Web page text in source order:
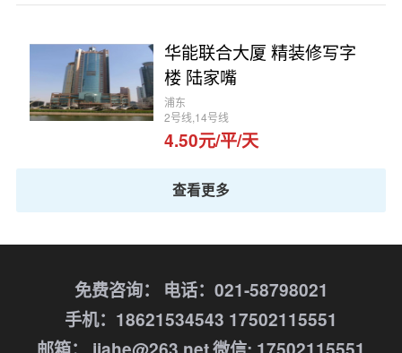
华能联合大厦 精装修写字
楼 陆家嘴
浦东
2号线,14号线
4.50元/平/天
查看更多
免费咨询：
电话：021-58798021
手机：18621534543 17502115551